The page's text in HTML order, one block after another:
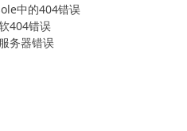
中的404错误
404错误
务器错误